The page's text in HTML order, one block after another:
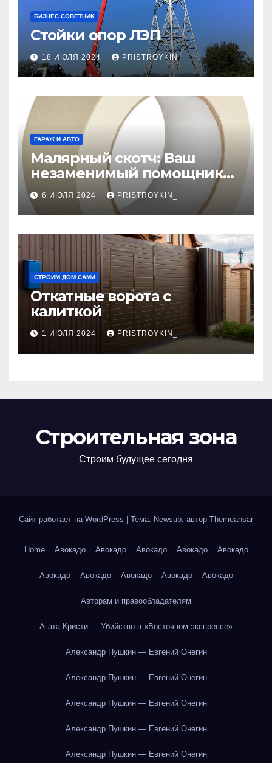
БИЗНЕС СОВЕТНИК
Стойки опор ЛЭП
18 ИЮЛЯ 2024 PRISTROYKIN_
ГАРАЖ И АВТО
Малярный скотч: Ваш
незаменимый помощник
при ремонтных работах
6 ИЮЛЯ 2024 PRISTROYKIN_
СТРОИМ ДОМ САМИ
Откатные ворота с
калиткой
1 ИЮЛЯ 2024 PRISTROYKIN_
Строительная зона
Строим будущее сегодня
Сайт работает на WordPress Тема: Newsup, автор Themeansar
Home Авокадо Авокадо Авокадо Авокадо Авокадо
Авокадо Авокадо Авокадо Авокадо Авокадо
Авторам и правообладателям
Агата Кристи — Убийство в «Восточном экспрессе»
Александр Пушкин — Евгений Онегин
Александр Пушкин — Евгений Онегин
Александр Пушкин — Евгений Онегин
Александр Пушкин — Евгений Онегин
Александр Пушкин — Евгений Онегин